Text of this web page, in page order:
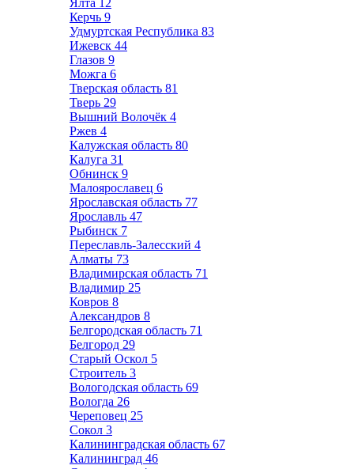
Ялта 12
Керчь 9
Удмуртская Республика 83
Ижевск 44
Глазов 9
Можга 6
Тверская область 81
Тверь 29
Вышний Волочёк 4
Ржев 4
Калужская область 80
Калуга 31
Обнинск 9
Малоярославец 6
Ярославская область 77
Ярославль 47
Рыбинск 7
Переславль-Залесский 4
Алматы 73
Владимирская область 71
Владимир 25
Ковров 8
Александров 8
Белгородская область 71
Белгород 29
Старый Оскол 5
Строитель 3
Вологодская область 69
Вологда 26
Череповец 25
Сокол 3
Калининградская область 67
Калининград 46